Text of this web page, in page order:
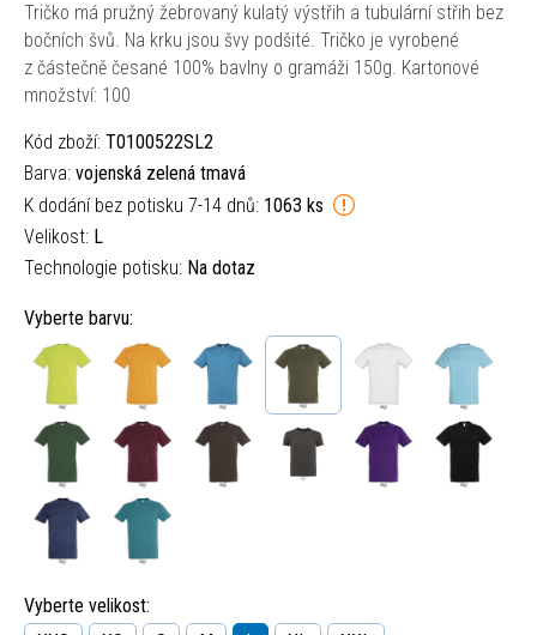
Tričko má pružný žebrovaný kulatý výstřih a tubulární střih bez
bočních švů. Na krku jsou švy podšité. Tričko je vyrobené
z částečně česané 100% bavlny o gramáži 150g. Kartonové
množství: 100
Kód zboží: T0100522SL2
Barva: vojenská zelená tmavá
K dodání bez potisku 7-14 dnů: 1063 ks
Velikost: L
Technologie potisku: Na dotaz
Vyberte barvu:
Vyberte velikost: